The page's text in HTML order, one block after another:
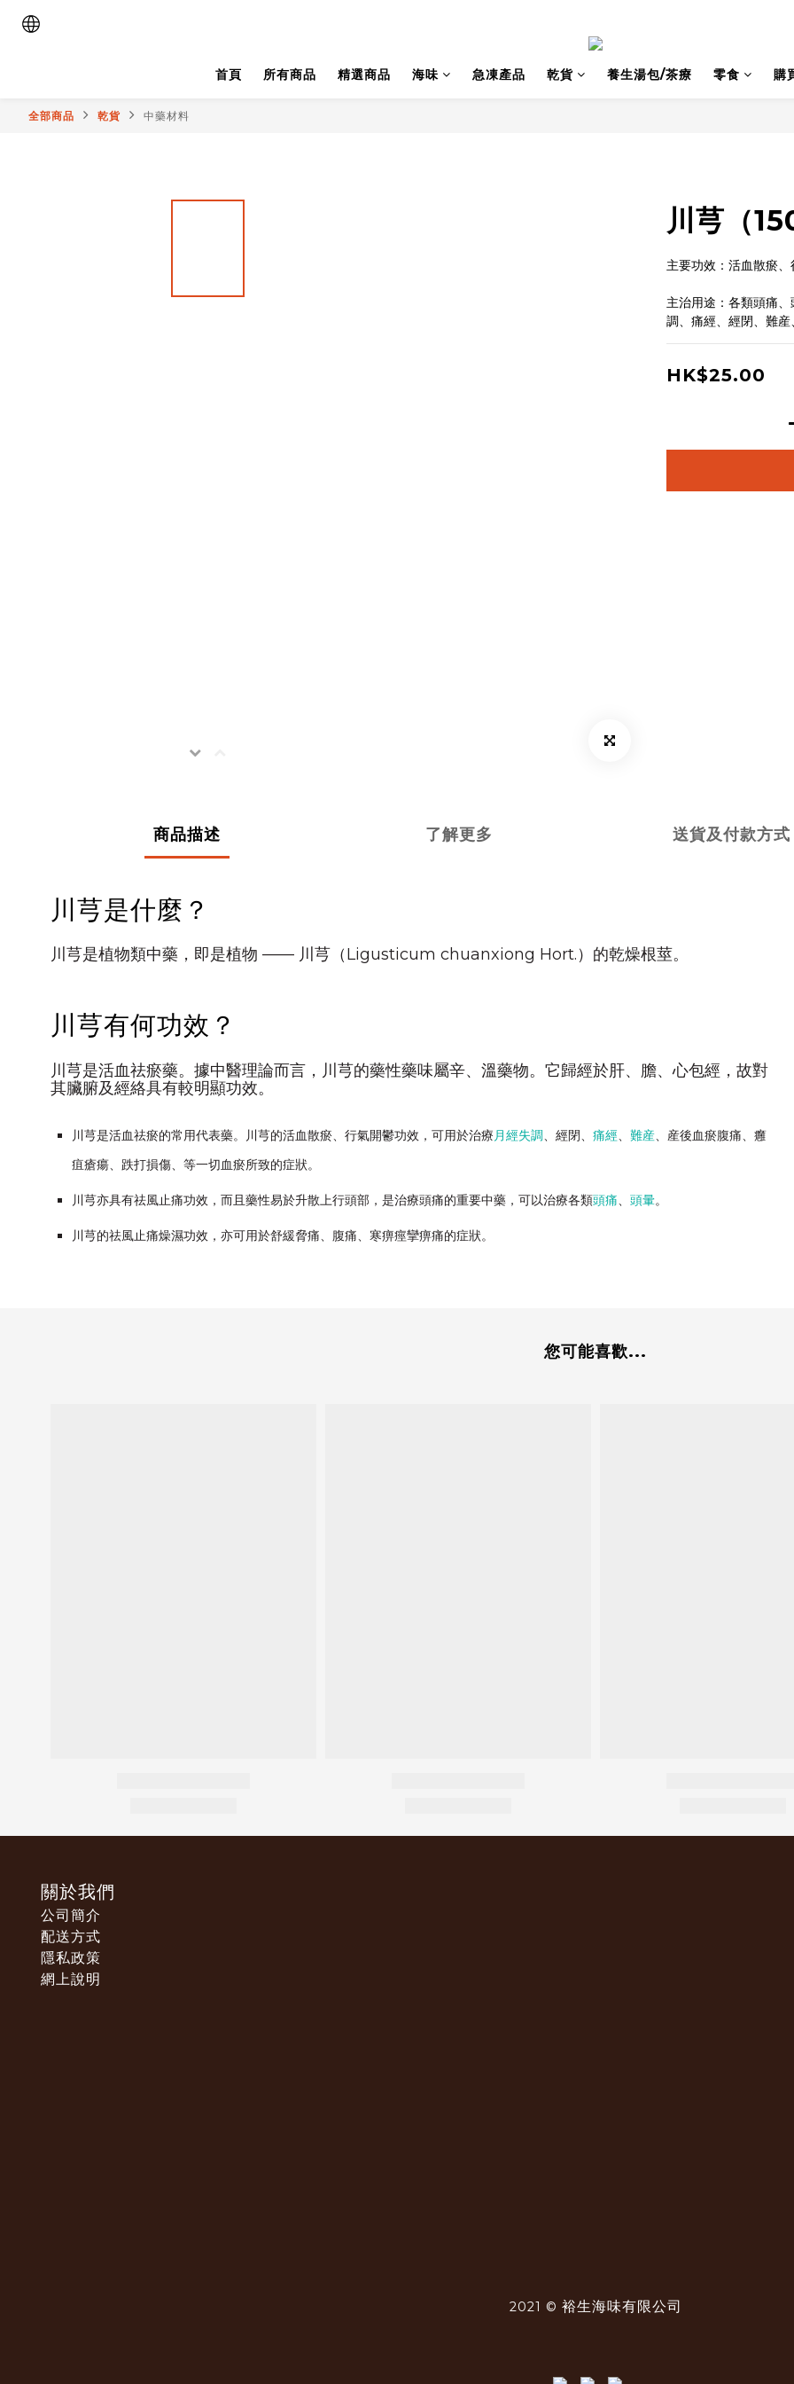
首頁 所有商品 精選商品 海味 急凍產品 乾貨 養生湯包/茶療 零食 購
全部商品 乾貨 中藥材料
川芎（
主要功效：活血散瘀
主治用途：各類頭痛
調、痛經、經閉、難
HK$25.00
商品描述 了解更多 送貨及付款方式
川芎是什麼？
川芎是植物類中藥，即是植物 —— 川芎（Ligusticum chuanxiong Hort.）的乾燥根莖。
川芎有何功效？
川芎是活血祛瘀藥。據中醫理論而言，川芎的藥性藥味屬辛、溫藥物。它歸經於肝、膽、心包經，故對
其臟腑及經絡具有較明顯功效。
川芎是活血祛瘀的常用代表藥。川芎的活血散瘀、行氣開鬱功效，可用於治療月經失調、經閉、 痛經、 難産、産後血瘀腹痛、癰
疽瘡瘍、跌打損傷、等一切血瘀所致的症狀。
川芎亦具有祛風止痛功效，而且藥性易於升散上行頭部，是治療頭痛的重要中藥，可以治療各類頭痛、 頭暈。
川芎的祛風止痛燥濕功效，亦可用於舒緩脅痛、腹痛、寒痹痙攣痹痛的症狀。
您可能喜歡...
關於我們
公司簡介
配送方式
隱私政策
網上說明
2021 © 裕生海味有限公司